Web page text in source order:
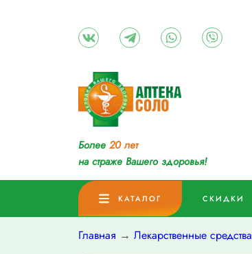
Более 20 лет
на страже Вашего здоровья!
КАТАЛОГ СКИДКИ
Главная → Лекарственные средства